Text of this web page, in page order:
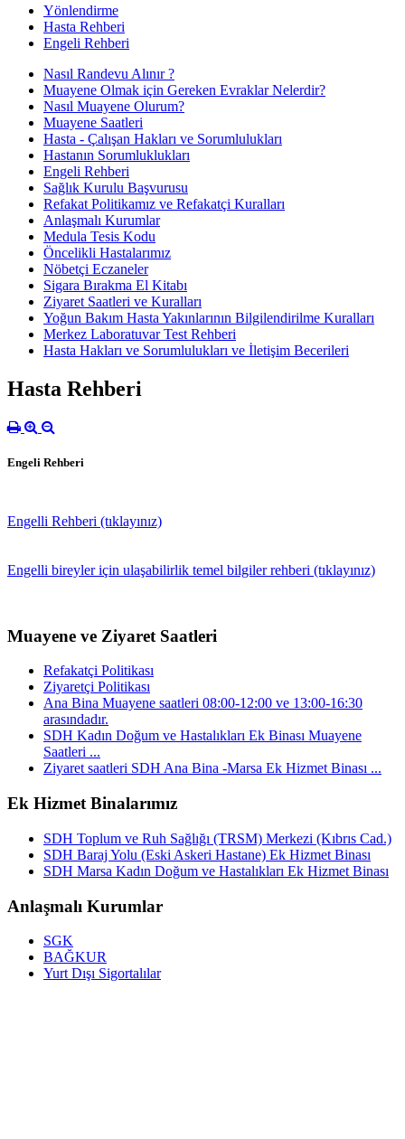
Yönlendirme
Hasta Rehberi
Engeli Rehberi
Nasıl Randevu Alınır ?
Muayene Olmak için Gereken Evraklar Nelerdir?
Nasıl Muayene Olurum?
Muayene Saatleri
Hasta - Çalışan Hakları ve Sorumlulukları
Hastanın Sorumluklukları
Engeli Rehberi
Sağlık Kurulu Başvurusu
Refakat Politikamız ve Refakatçi Kuralları
Anlaşmalı Kurumlar
Medula Tesis Kodu
Öncelikli Hastalarımız
Nöbetçi Eczaneler
Sigara Bırakma El Kitabı
Ziyaret Saatleri ve Kuralları
Yoğun Bakım Hasta Yakınlarının Bilgilendirilme Kuralları
Merkez Laboratuvar Test Rehberi
Hasta Hakları ve Sorumlulukları ve İletişim Becerileri
Hasta Rehberi
Engeli Rehberi
Engelli Rehberi (tıklayınız)
Engelli bireyler için ulaşabilirlik temel bilgiler rehberi (tıklayınız)
Muayene ve Ziyaret Saatleri
Refakatçi Politikası
Ziyaretçi Politikası
Ana Bina Muayene saatleri 08:00-12:00 ve 13:00-16:30
arasındadır.
SDH Kadın Doğum ve Hastalıkları Ek Binası Muayene
Saatleri ...
Ziyaret saatleri SDH Ana Bina -Marsa Ek Hizmet Binası ...
Ek Hizmet Binalarımız
SDH Toplum ve Ruh Sağlığı (TRSM) Merkezi (Kıbrıs Cad.)
SDH Baraj Yolu (Eski Askeri Hastane) Ek Hizmet Binası
SDH Marsa Kadın Doğum ve Hastalıkları Ek Hizmet Binası
Anlaşmalı Kurumlar
SGK
BAĞKUR
Yurt Dışı Sigortalılar